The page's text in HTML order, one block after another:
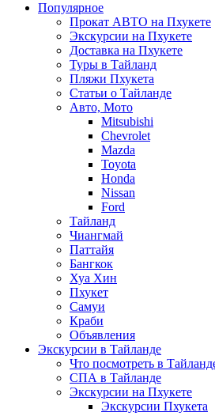
Популярное
Прокат АВТО на Пхукете
Экскурсии на Пхукете
Доставка на Пхукете
Туры в Тайланд
Пляжи Пхукета
Статьи о Тайланде
Авто, Мото
Mitsubishi
Chevrolet
Mazda
Toyota
Honda
Nissan
Ford
Тайланд
Чиангмай
Паттайя
Бангкок
Хуа Хин
Пхукет
Самуи
Краби
Объявления
Экскурсии в Тайланде
Что посмотреть в
СПА в Тайланде
Экскурсии на Пхукете
Экскурсии Пхукета